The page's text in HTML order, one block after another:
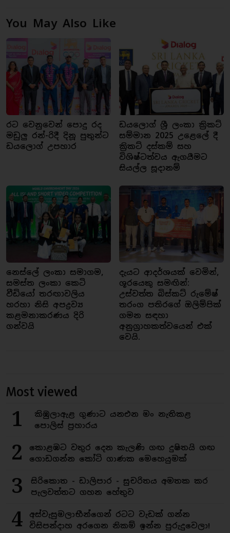
You May Also Like
රට වෙනුවෙන් පොදු රද
මඩුලු රන්-රිදී දිනූ පුතුන්ට
ඩයලොග් උපහාර
ඩයලොග් ශ්‍රී ලංකා ක්‍රිකට්
සම්මාන 2025 උළෙලේ දී
ක්‍රිකට් දස්කම් සහ
විශිෂ්ටත්වය ඇගයීමට
සියල්ල සූදානම්
නෙස්ලේ ලංකා සමාගම,
සමස්ත ලංකා කෙටි
වීඩියෝ තරඟාවලිය
හරහා නිසි අපද්‍රව්‍ය
කළමනාකරණය දිරි
ගන්වයි
දැයට ආදර්ශයක් වෙමින්,
ශූරයෙකු සමඟින්:
උස්වත්ත බිස්කට් රුමේෂ්
තරංග පතිරගේ ඔලිම්පික්
ගමන සඳහා
අනුග්‍රාහකත්වයෙන් එක්
වෙයි.
Most viewed
1
කිඹුලාඇළ ගුණාට යනඑන මං නැතිකළ
පොලිස් ප්‍රහාරය
2
කොළඹට වතුර දෙන කැලණි ගඟ දුෂිතයි ගඟ
ගොඩගන්න කෝටි ගාණක මෙහෙයුමක්
3
සිරිකොත - ඩාලිපාර - සුචරිතය අමතක කර
පැලවත්තට ගහන හේතුව
4
අස්වැසුමලාභීන්ගෙන් රටට වැඩක් ගන්න
විසිපන්දාහ අරගෙන නිකම් ඉන්න පුරුදුවෙලා!